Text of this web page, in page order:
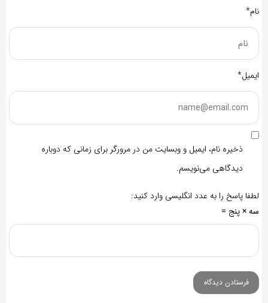
نام*
ایمیل*
ذخیره نام، ایمیل و وبسایت من در مرورگر برای زمانی که دوباره
دیدگاهی می‌نویسم.
لطفا پاسخ را به عدد انگلیسی وارد کنید:
سه × پنج =